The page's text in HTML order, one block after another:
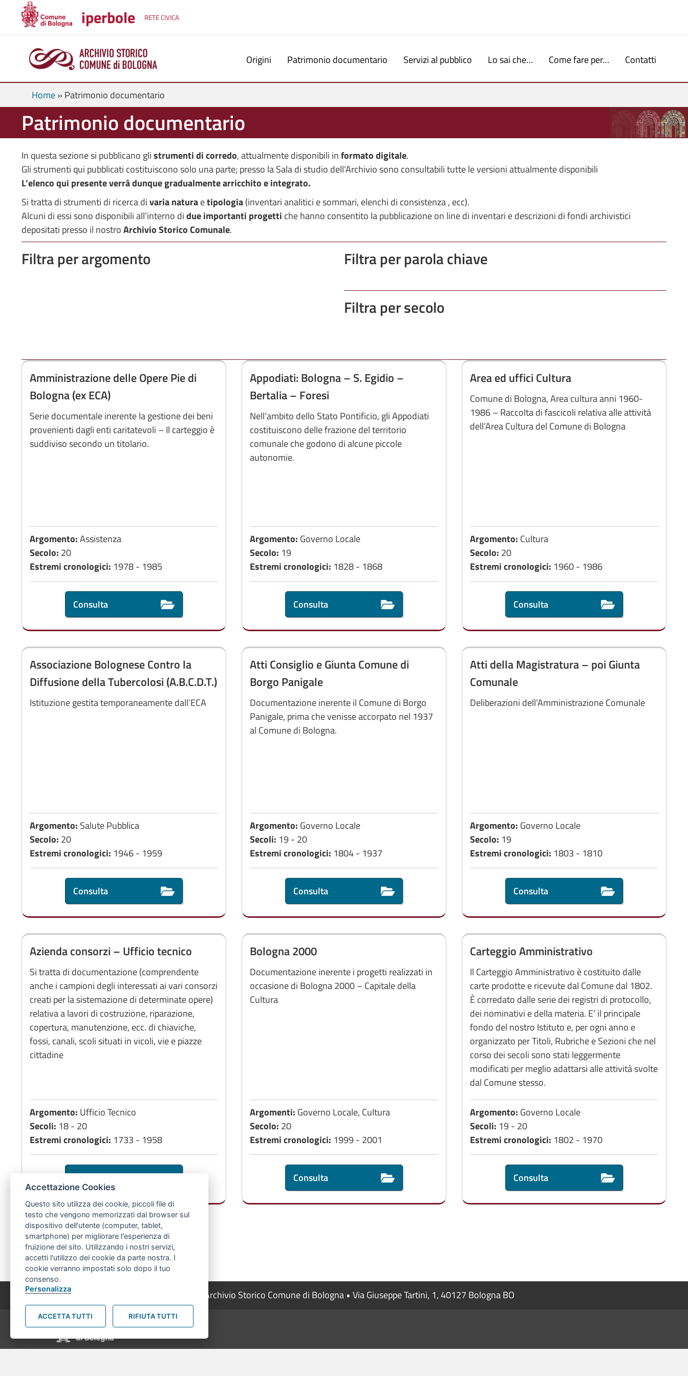
iperbole RETE CIVICA
Origini Patrimonio documentario Servizi al pubblico Lo sai che… Come fare per… Contatti
Home» Patrimonio documentario
Patrimonio documentario
In questa sezione si pubblicano glistrumenti di corredo, attualmente disponibili informato digitale.
Gli strumenti qui pubblicati costituiscono solo una parte; presso la Sala di studio dell’Archivio sono consultabili tutte le versioni attualmente disponibili
L’elenco qui presente verrà dunque gradualmente arricchito e integrato.
Si tratta di strumenti di ricerca divaria naturaetipologia(inventari analitici e sommari, elenchi di consistenza , ecc).
Alcuni di essi sono disponibili all’interno didue importanti progetti che hanno consentito la pubblicazione on line di inventari e descrizioni di fondi archivistici
depositati presso il nostroArchivio Storico Comunale.
Filtra per argomento Filtra per parola chiave
Filtra per secolo
Amministrazione delle Opere Pie di
Bologna (ex ECA)
Serie documentale inerente la gestione dei beni
provenienti dagli enti caritatevoli – Il carteggio è
suddiviso secondo un titolario.
Argomento:Assistenza
Secolo: 20
Estremi cronologici: 1978 - 1985
Consulta
Appodiati: Bologna – S. Egidio –
Bertalia – Foresi
Nell’ambito dello Stato Pontificio, gli Appodiati
costituiscono delle frazione del territorio
comunale che godono di alcune piccole
autonomie.
Argomento: Governo Locale
Secolo: 19
Estremi cronologici: 1828 - 1868
Consulta
Area ed uffici Cultura
Comune di Bologna, Area cultura anni 1960-
1986 – Raccolta di fascicoli relativa alle attività
dell’Area Cultura del Comune di Bologna
Argomento: Cultura
Secolo: 20
Estremi cronologici: 1960 - 1986
Consulta
Associazione Bolognese Contro la
Diffusione della Tubercolosi (A.B.C.D.T.)
Istituzione gestita temporaneamente dall’ECA
Argomento: Salute Pubblica
Secolo: 20
Estremi cronologici: 1946 - 1959
Consulta
Atti Consiglio e Giunta Comune di
Borgo Panigale
Documentazione inerente il Comune di Borgo
Panigale, prima che venisse accorpato nel 1937
al Comune di Bologna.
Argomento: Governo Locale
Secoli: 19 - 20
Estremi cronologici: 1804 - 1937
Consulta
Atti della Magistratura – poi Giunta
Comunale
Deliberazioni dell’Amministrazione Comunale
Argomento: Governo Locale
Secolo: 19
Estremi cronologici: 1803 - 1810
Consulta
Azienda consorzi – Ufficio tecnico
Si tratta di documentazione (comprendente
anche i campioni degli interessati ai vari consorzi
creati per la sistemazione di determinate opere)
relativa a lavori di costruzione, riparazione,
copertura, manutenzione, ecc. di chiaviche,
fossi, canali, scoli situati in vicoli, vie e piazze
cittadine
Argomento: Ufficio Tecnico
Secoli: 18 - 20
Estremi cronologici: 1733 - 1958
Consulta
Bologna 2000
Documentazione inerente i progetti realizzati in
occasione di Bologna 2000 – Capitale della
Cultura
Argomenti: Governo Locale, Cultura
Secolo: 20
Estremi cronologici: 1999 - 2001
Consulta
Carteggio Amministrativo
Il Carteggio Amministrativo è costituito dalle
carte prodotte e ricevute dal Comune dal 1802.
È corredato dalle serie dei registri di protocollo,
dei nominativi e della materia. E’ il principale
fondo del nostro Istituto e, per ogni anno e
organizzato per Titoli, Rubriche e Sezioni che nel
corso dei secoli sono stati leggermente
modificati per meglio adattarsi alle attività svolte
dal Comune stesso.
Argomento: Governo Locale
Secoli: 19 - 20
Estremi cronologici: 1802 - 1970
Consulta
© 2026 Archivio Storico Comune di Bologna • Via Giuseppe Tartini, 1, 40127 Bologna BO
Pié di pagina di Comune di Bologna
Accettazione Cookies
Questo sito utilizza dei cookie, piccoli file di
testo che vengono memorizzati dal browser sul
dispositivo dell'utente (computer, tablet,
smartphone) per migliorare l'esperienza di
fruizione del sito. Utilizzando i nostri servizi,
accetti l'utilizzo dei cookie da parte nostra. I
cookie verranno impostati solo dopo il tuo
consenso.
Personalizza
ACCETTA TUTTI RIFIUTA TUTTI